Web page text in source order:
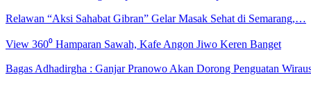
Relawan “Aksi Sahabat Gibran” Gelar Masak Sehat di Semarang,…
View 360⁰ Hamparan Sawah, Kafe Angon Jiwo Keren Banget
Bagas Adhadirgha : Ganjar Pranowo Akan Dorong Penguatan